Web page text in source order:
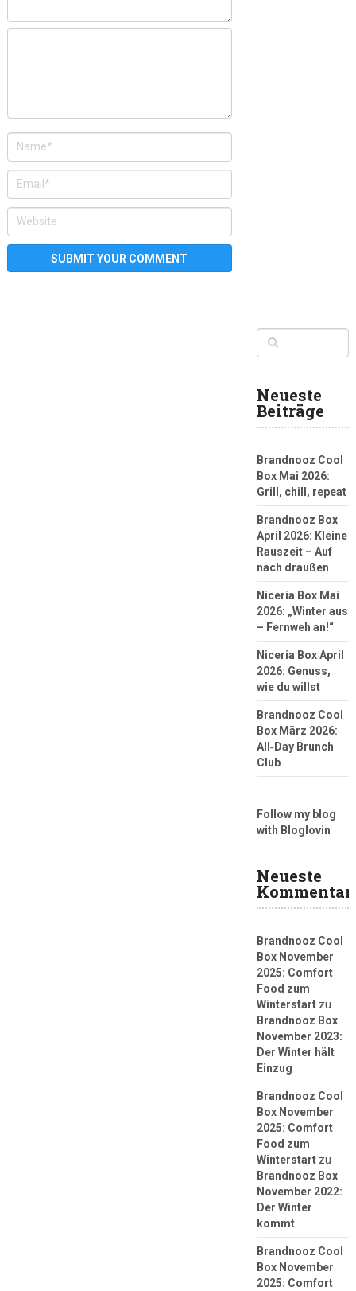
Neueste
Beiträge
Brandnooz Cool
Box Mai 2026:
Grill, chill, repeat
Brandnooz Box
April 2026: Kleine
Rauszeit – Auf
nach draußen
Niceria Box Mai
2026: „Winter aus
– Fernweh an!“
Niceria Box April
2026: Genuss,
wie du willst
Brandnooz Cool
Box März 2026:
All‑Day Brunch
Club
Follow my blog
with Bloglovin
Neueste
Brandnooz Cool
Box November
2025: Comfort
Food zum
Winterstartzu
Brandnooz Box
November 2023:
Der Winter hält
Einzug
Brandnooz Cool
Box November
2025: Comfort
Food zum
Winterstartzu
Brandnooz Box
November 2022:
Der Winter
kommt
Brandnooz Cool
Box November
2025: Comfort